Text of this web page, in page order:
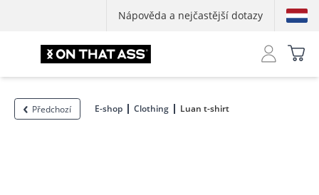
Nápověda a nejčastější dotazy
Předchozí E-shop Clothing Luan t-shirt